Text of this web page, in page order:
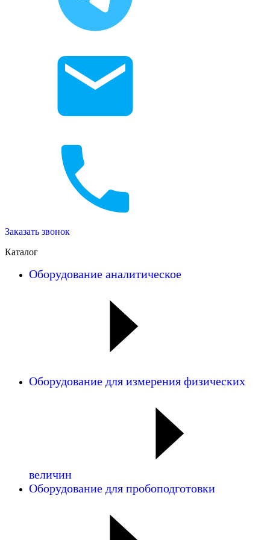
Заказать звонок
Каталог
Оборудование аналитическое
Оборудование для измерения физических
величин
Оборудование для пробоподготовки